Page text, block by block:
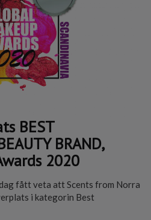
BEST
BRAND,
2020
fått veta att Scents from Norra
i kategorin Best